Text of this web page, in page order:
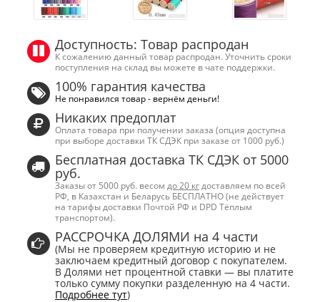
Доступность: Товар распродан
К сожалению данный товар распродан. Уточнить сроки
поступления на склад вы можете в чате поддержки.
100% гарантия качества
Не понравился товар - вернём деньги!
Никаких предоплат
Оплата товара при получении заказа (опция доступна
при выборе доставки ТК СДЭК при заказе от 1000 руб.)
Бесплатная доставка ТК СДЭК от 5000
руб.
Заказы от 5000 руб. весом до 20 кг доставляем по всей
РФ, в Казахстан и Беларусь БЕСПЛАТНО (не действует
на тарифы доставки Почтой РФ и DPD Тёплым
транспортом).
РАССРОЧКА ДОЛЯМИ на 4 части
(Мы не проверяем кредитную историю и не
заключаем кредитный договор с покупателем.
В Долями нет процентной ставки — вы платите
только сумму покупки разделенную на 4 части.
Подробнее тут)